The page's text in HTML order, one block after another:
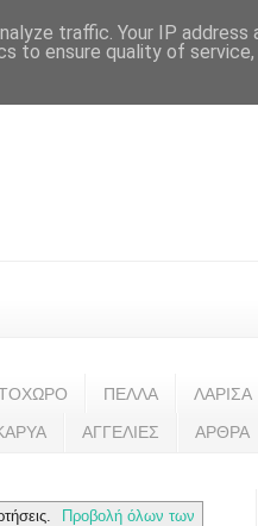
ΠΕΛΛΑ ΛΑΡΙΣΑ
ΑΓΓΕΛΙΕΣ ΑΡΘΡΑ
Προβολή όλων των
traffic. Your IP address
to ensure quality of